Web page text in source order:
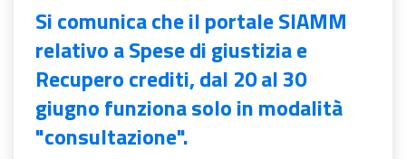
Si comunica che il portale SIAMM
relativo a Spese di giustizia e
Recupero crediti, dal 20 al 30
giugno funziona solo in modalità
"consultazione".